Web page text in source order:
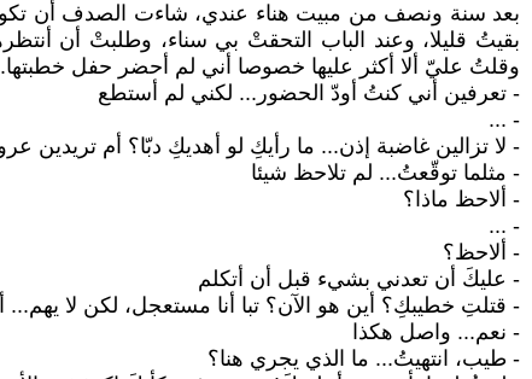
بعد سنة ونصف من مبيت هناء عندي، شاءت الصدف أن تكون
بقيتُ قليلا، وعند الباب التحقتْ بي سناء، وطلبتْ أن
وقلتُ عليّ ألا أكثر عليها خصوصا أني لم أحضر حفل
- تعرفين أني كنتُ أودّ الحضور... لكني لم أستطع
- ...
- لا تزالين غاضبة إذن... ما رأيكِ لو أهديكِ دبّا؟ أم
- مثلما توقّعتُ... لم تلاحظ شيئا
- ألاحظ ماذا؟
- ...
- ألاحظ؟
- عليكَ أن تعدني بشيء قبل أن أتكلم
- قتلتِ خطيبكِ؟ أين هو الآن؟ تبا أنا مستعجل، لكن لا
- نعم... واصل هكذا
- طيب، انتهيتُ... ما الذي يجري هنا؟